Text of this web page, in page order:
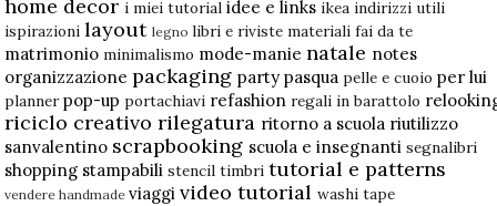
home decor i miei tutorial idee e links ikea indirizzi utili
ispirazioni layout legno libri e riviste materiali fai da te
matrimonio minimalismo mode-manie natale notes
organizzazione packaging party pasqua pelle e cuoio per lui
planner pop-up portachiavi refashion regali in barattolo
riciclo creativo rilegatura ritorno a scuola riutilizzo
sanvalentino scrapbooking scuola e insegnanti segnalibri
shopping stampabili stencil timbri tutorial e patterns
vendere handmade viaggi video tutorial washi tape